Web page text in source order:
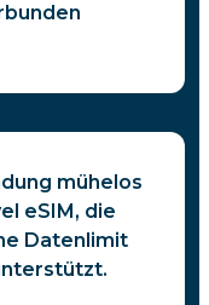
mühelos
eSIM, die
Datenlimit